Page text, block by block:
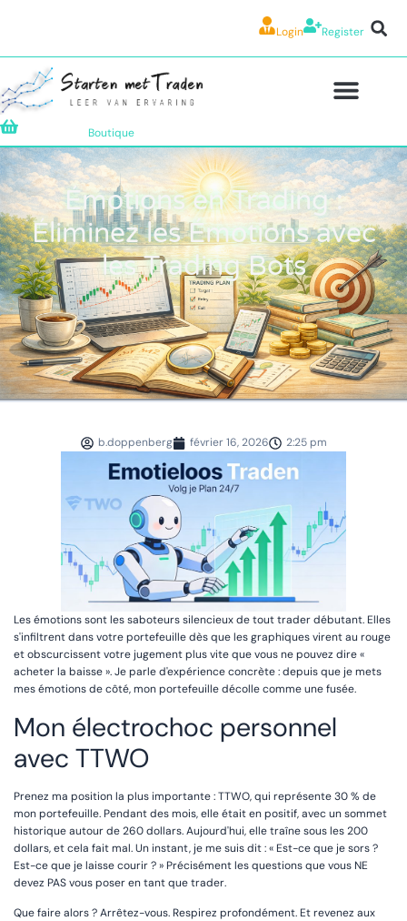
Login Register
Boutique
Émotions en Trading :
Éliminez les Émotions avec
les Trading Bots
b.doppenberg février 16, 2026 2:25 pm
Les émotions sont les saboteurs silencieux de tout trader débutant. Elles
s'infiltrent dans votre portefeuille dès que les graphiques virent au rouge
et obscurcissent votre jugement plus vite que vous ne pouvez dire «
acheter la baisse ». Je parle d'expérience concrète : depuis que je mets
mes émotions de côté, mon portefeuille décolle comme une fusée.
Mon électrochoc personnel
avec TTWO
Prenez ma position la plus importante : TTWO, qui représente 30 % de
mon portefeuille. Pendant des mois, elle était en positif, avec un sommet
historique autour de 260 dollars. Aujourd'hui, elle traîne sous les 200
dollars, et cela fait mal. Un instant, je me suis dit : « Est-ce que je sors ?
Est-ce que je laisse courir ? » Précisément les questions que vous NE
devez PAS vous poser en tant que trader.
Que faire alors ? Arrêtez-vous. Respirez profondément. Et revenez aux